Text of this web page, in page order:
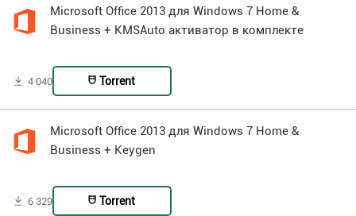
Microsoft Office 2013 для Windows 7 Home &
Business + KMSAuto активатор в комплекте
4 040 Torrent
Microsoft Office 2013 для Windows 7 Home &
Business + Keygen
6 329 Torrent